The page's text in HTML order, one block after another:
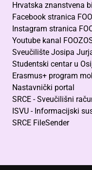
Hrvatska znanstvena
Facebook stranica
Instagram stranica
Youtube kanal
Sveučilište Josipa
Studentski centar u
Erasmus+ program
Nastavnički portal
SRCE - Sveučilišni
ISVU - Informacijski
SRCE FileSender